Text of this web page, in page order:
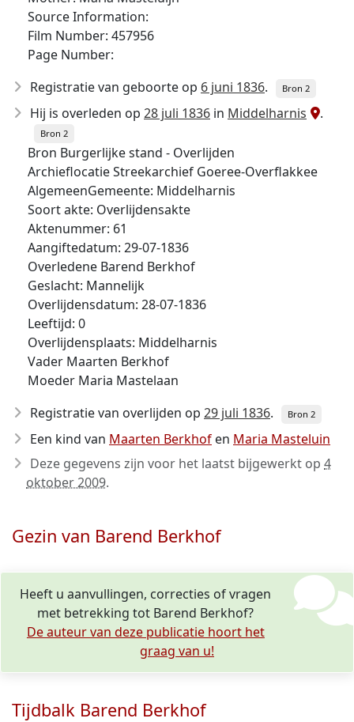
Source Information:
Film Number: 457956
Page Number:
Registratie van geboorte op 6 juni 1836. Bron 2
Hij is overleden op 28 juli 1836 in Middelharnis .
Bron 2
Bron Burgerlijke stand - Overlijden
Archieflocatie Streekarchief Goeree-Overflakkee
AlgemeenGemeente: Middelharnis
Soort akte: Overlijdensakte
Aktenummer: 61
Aangiftedatum: 29-07-1836
Overledene Barend Berkhof
Geslacht: Mannelijk
Overlijdensdatum: 28-07-1836
Leeftijd: 0
Overlijdensplaats: Middelharnis
Vader Maarten Berkhof
Moeder Maria Mastelaan
Registratie van overlijden op 29 juli 1836. Bron 2
Een kind van Maarten Berkhof en Maria Masteluin
Deze gegevens zijn voor het laatst bijgewerkt op 4
oktober 2009.
Gezin van Barend Berkhof
Heeft u aanvullingen, correcties of vragen
met betrekking tot Barend Berkhof?
De auteur van deze publicatie hoort het
graag van u!
Tijdbalk Barend Berkhof